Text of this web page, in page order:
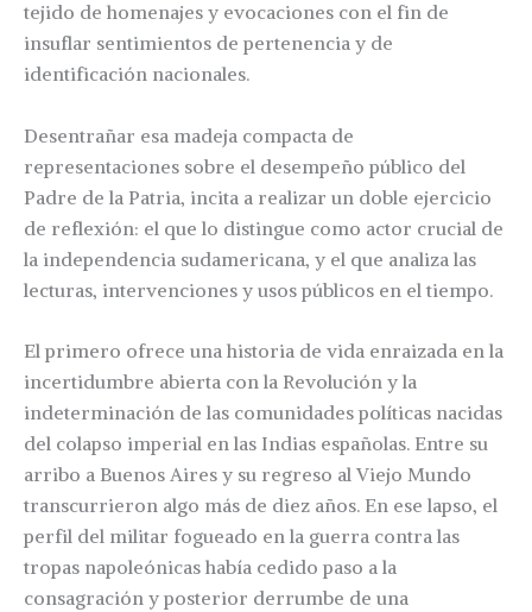
tejido de homenajes y evocaciones con el fin de
insuflar sentimientos de pertenencia y de
identificación nacionales.
Desentrañar esa madeja compacta de
representaciones sobre el desempeño público del
Padre de la Patria, incita a realizar un doble ejercicio
de reflexión: el que lo distingue como actor crucial de
la independencia sudamericana, y el que analiza las
lecturas, intervenciones y usos públicos en el tiempo.
El primero ofrece una historia de vida enraizada en la
incertidumbre abierta con la Revolución y la
indeterminación de las comunidades políticas nacidas
del colapso imperial en las Indias españolas. Entre su
arribo a Buenos Aires y su regreso al Viejo Mundo
transcurrieron algo más de diez años. En ese lapso, el
perfil del militar fogueado en la guerra contra las
tropas napoleónicas había cedido paso a la
consagración y posterior derrumbe de una